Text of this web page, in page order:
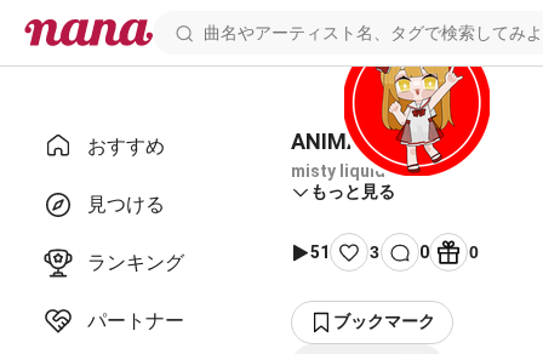
おすすめ
見つける
ランキング
パートナー
ANIMAる
misty liquid
もっと見る
51 3 0 0
ブックマーク